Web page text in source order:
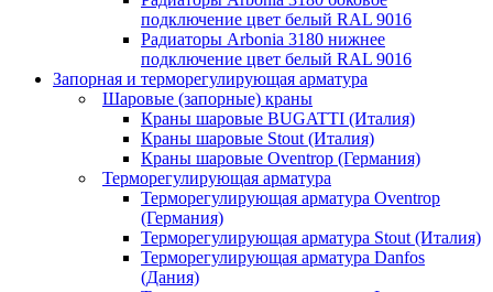
подключение цвет белый RAL 9016
Радиаторы Arbonia 3180 нижнее
подключение цвет белый RAL 9016
Запорная и терморегулирующая арматура
Шаровые (запорные) краны
Краны шаровые BUGATTI (Италия)
Краны шаровые Stout (Италия)
Краны шаровые Oventrop (Германия)
Терморегулирующая арматура
Терморегулирующая арматура Oventrop
(Германия)
Терморегулирующая арматура Stout (Италия)
Терморегулирующая арматура Danfos
(Дания)